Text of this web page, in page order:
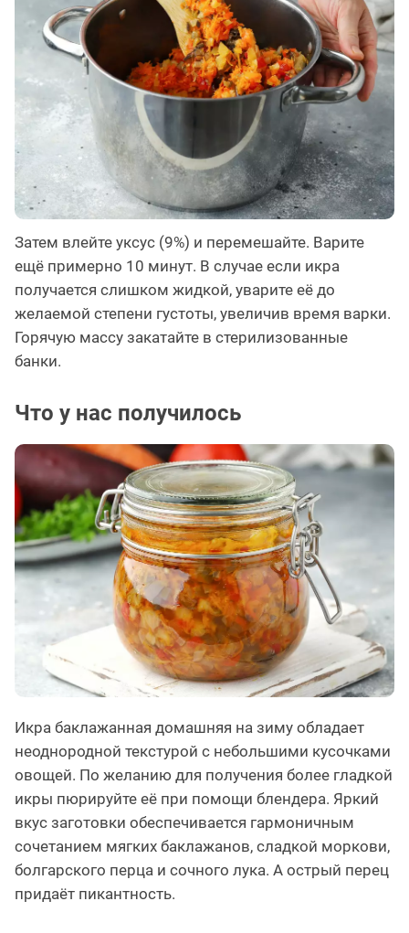
Затем влейте уксус (9%) и перемешайте. Варите
ещё примерно 10 минут. В случае если икра
получается слишком жидкой, уварите её до
желаемой степени густоты, увеличив время варки.
Горячую массу закатайте в стерилизованные
банки.
Что у нас получилось
Икра баклажанная домашняя на зиму обладает
неоднородной текстурой с небольшими кусочками
овощей. По желанию для получения более гладкой
икры пюрируйте её при помощи блендера. Яркий
вкус заготовки обеспечивается гармоничным
сочетанием мягких баклажанов, сладкой моркови,
болгарского перца и сочного лука. А острый перец
придаёт пикантность.